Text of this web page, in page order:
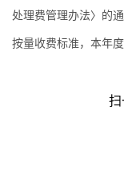
处理费管理办法〉的
按量收费标准，本年